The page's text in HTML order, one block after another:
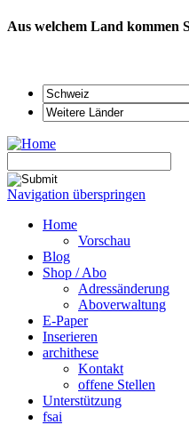
Aus welchem Land kommen
Navigation überspringen
Home
Vorschau
Blog
Shop / Abo
Adressänderung
Aboverwaltung
E-Paper
Inserieren
archithese
Kontakt
offene Stellen
Unterstützung
fsai